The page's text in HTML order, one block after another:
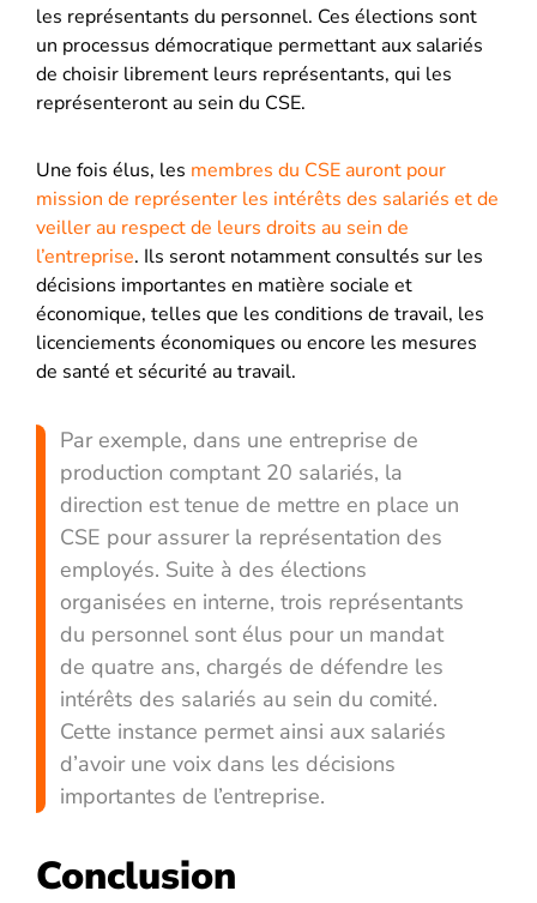
les représentants du personnel. Ces élections sont
un processus démocratique permettant aux salariés
de choisir librement leurs représentants, qui les
représenteront au sein du CSE.
Une fois élus, les membres du CSE auront pour
mission de représenter les intérêts des salariés et de
veiller au respect de leurs droits au sein de
l’entreprise. Ils seront notamment consultés sur les
décisions importantes en matière sociale et
économique, telles que les conditions de travail, les
licenciements économiques ou encore les mesures
de santé et sécurité au travail.
Par exemple, dans une entreprise de
production comptant 20 salariés, la
direction est tenue de mettre en place un
CSE pour assurer la représentation des
employés. Suite à des élections
organisées en interne, trois représentants
du personnel sont élus pour un mandat
de quatre ans, chargés de défendre les
intérêts des salariés au sein du comité.
Cette instance permet ainsi aux salariés
d’avoir une voix dans les décisions
importantes de l’entreprise.
Conclusion